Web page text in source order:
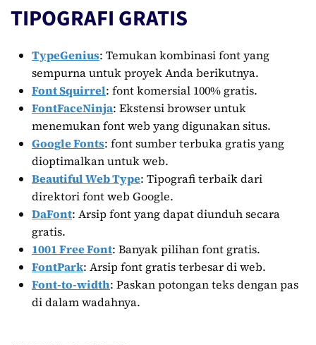
TIPOGRAFI GRATIS
TypeGenius: Temukan kombinasi font yang
sempurna untuk proyek Anda berikutnya.
Font Squirrel: font komersial 100% gratis.
FontFaceNinja: Ekstensi browser untuk
menemukan font web yang digunakan situs.
Google Fonts: font sumber terbuka gratis yang
dioptimalkan untuk web.
Beautiful Web Type: Tipografi terbaik dari
direktori font web Google.
DaFont: Arsip font yang dapat diunduh secara
gratis.
1001 Free Font: Banyak pilihan font gratis.
FontPark: Arsip font gratis terbesar di web.
Font-to-width: Paskan potongan teks dengan pas
di dalam wadahnya.